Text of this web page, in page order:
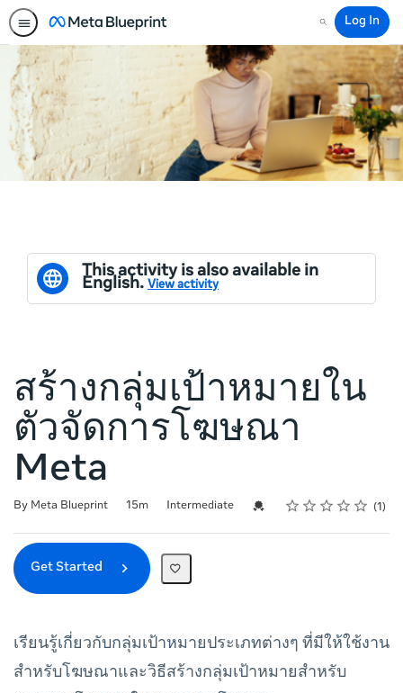
Search
Log In
This activity is also available in
English. View activity
สร้างกลุ่มเป้าหมายใน
ตัวจัดการโฆษณา
Meta
By Meta Blueprint
Duration 15m
Difficulty Intermediate Credential For Completion
Rating
1 star
2 stars
3 stars
4 stars
5 stars
Average rating: 5.0 1
1 review
Get Started
เรียนรู้เกี่ยวกับกลุ่มเป้าหมายประเภทต่างๆ ที่มีให้ใช้งาน
สำหรับโฆษณาและวิธีสร้างกลุ่มเป้าหมายสำหรับ